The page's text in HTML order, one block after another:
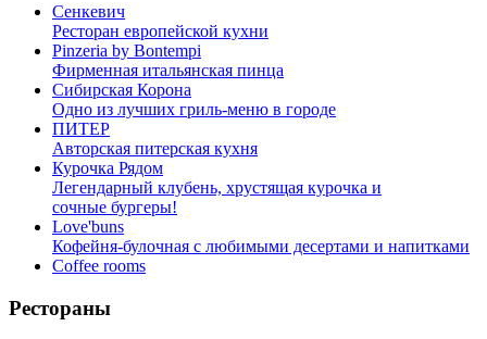
Сенкевич
Ресторан европейской кухни
Pinzeria by Bontempi
Фирменная итальянская пинца
Сибирская Корона
Одно из лучших гриль-меню в городе
ПИТЕР
Авторская питерская кухня
Курочка Рядом
Легендарный клубень, хрустящая курочка и
сочные бургеры!
Love'buns
Кофейня-булочная с любимыми десертами и напитками
Coffee rooms
Рестораны